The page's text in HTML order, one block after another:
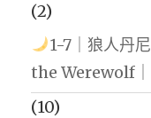
(2)
1-7｜狼人丹
the Werewolf
(10)